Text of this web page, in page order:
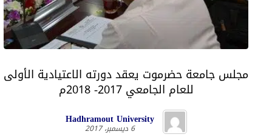
مجلس جامعة حضرموت يعقد دورته الاعتيادية الأولى
للعام الجامعي 2017- 2018م
Hadhramout University
6 ديسمبر، 2017